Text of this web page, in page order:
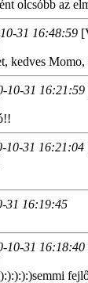
olcsóbb az
31 16:48:59
kedves
10-31 16:21:59
10-31 16:21:04
31 16:19:45
10-31 16:18:40